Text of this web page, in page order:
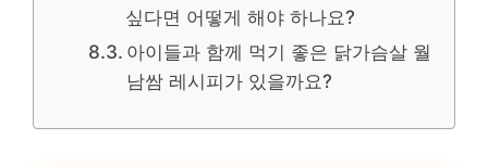
싶다면 어떻게 해야 하나요?
아이들과 함께 먹기 좋은 닭가슴살 월
남쌈 레시피가 있을까요?